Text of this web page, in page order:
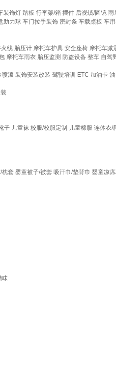
装饰灯 踏板 行李架/箱 摆件 后视镜/圆镜 雨
助力球 车门拉手装饰 密封条 车载桌板 车
线 胎压计 摩托车护具 安全座椅 摩托车减
摩托车雨衣 胎压监测 防盗设备 整车 自驾
喷漆 装饰安装改装 驾驶培训 ETC 加油卡
子 儿童袜 校服/校服定制 儿童棉服 连体衣/
枕套 婴童被子/被套 吸汗巾/垫背巾 婴童凉
味